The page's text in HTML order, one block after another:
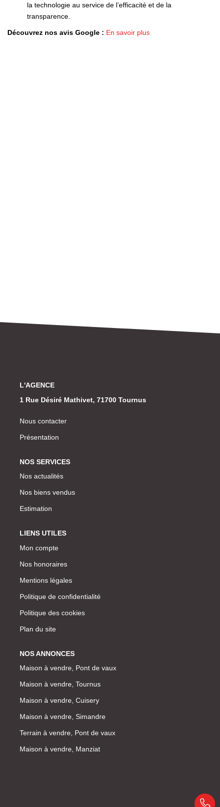
la technologie au service de l’efficacité et de la
transparence.
Découvrez nos avis Google : En savoir plus
L'AGENCE
1 Rue Désiré Mathivet, 71700 Tournus
Nous contacter
Présentation
NOS SERVICES
Nos actualités
Nos biens vendus
Estimation
LIENS UTILES
Mon compte
Nos honoraires
Mentions légales
Politique de confidentialité
Politique des cookies
Plan du site
NOS ANNONCES
Maison à vendre, Pont de vaux
Maison à vendre, Tournus
Maison à vendre, Cuisery
Maison à vendre, Simandre
Terrain à vendre, Pont de vaux
Maison à vendre, Manziat